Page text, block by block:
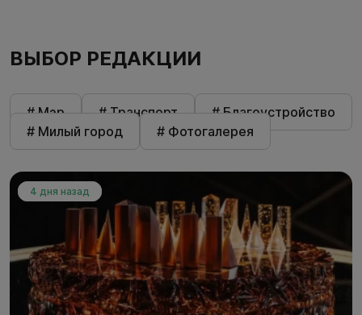
ВЫБОР РЕДАКЦИИ
# Мэр # Транспорт
# Благоустройство
# Милый город
# Фотогалерея
4 дня назад